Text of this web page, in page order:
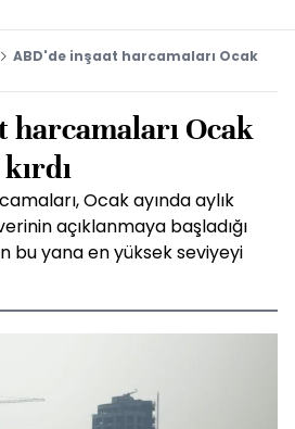
ABD'de inşaat harcamaları Ocak
harcamaları Ocak
Ocak ayında aylık
açıklanmaya başladığı
bu yana en yüksek seviyeyi